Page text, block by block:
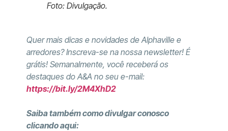
Foto: Divulgação.
Quer mais dicas e novidades de Alphaville e
arredores? Inscreva-se na nossa newsletter! É
grátis! Semanalmente, você receberá os
destaques do A&A no seu e-mail:
https://bit.ly/2M4XhD2
Saiba também como divulgar conosco
clicando aqui: